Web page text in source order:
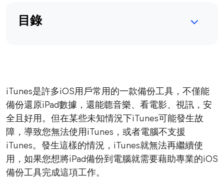
目錄
iTunes是許多iOS用戶常用的一款備份工具，不僅能
備份還原iPad數據，還能聼音樂、看電影、視訊，安
全且好用。但在某些未知情況下iTunes可能發生故
障，導致您無法使用iTunes，或者電腦不支援
iTunes。發生這樣的情況，iTunes就無法再繼續使
用，如果您想將iPad備份到電腦就需要藉助專業的iOS
備份工具完成這項工作。